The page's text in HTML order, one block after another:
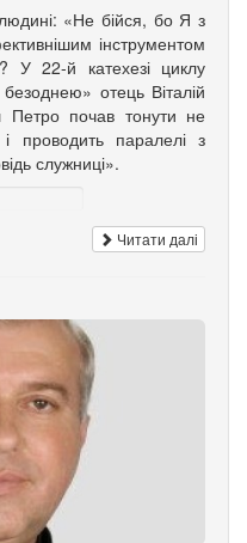
«Не бійся, бо Я з
інструментом
У 22-й катехезі циклу
отець Віталій
Петро почав тонути не
проводить паралелі з
служниці».
Читати далі